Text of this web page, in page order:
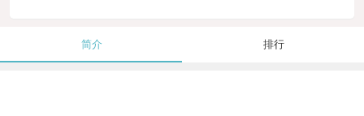
简介 排行